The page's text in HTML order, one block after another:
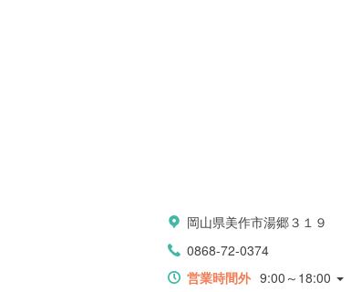
岡山県美作市湯郷３１９
0868-72-0374
営業時間外 9:00～18:00